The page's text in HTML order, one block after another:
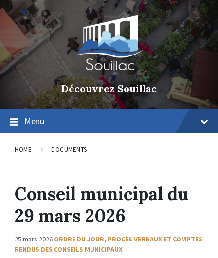
Découvrez Souillac
Menu
HOME DOCUMENTS
Conseil municipal du
29 mars 2026
25 mars 2026 ORDRE DU JOUR, PROCÈS VERBAUX ET COMPTES
RENDUS DES CONSEILS MUNICIPAUX